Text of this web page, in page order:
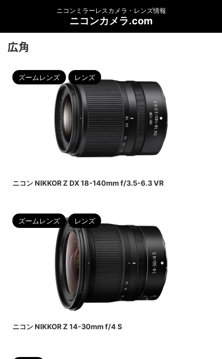
ニコンミラーレスカメラ・レンズ情報
ニコンカメラ.com
広角
ズームレンズ レンズ
ニコン NIKKOR Z DX 18-140mm f/3.5-6.3 VR
ズームレンズ レンズ
ニコン NIKKOR Z 14-30mm f/4 S